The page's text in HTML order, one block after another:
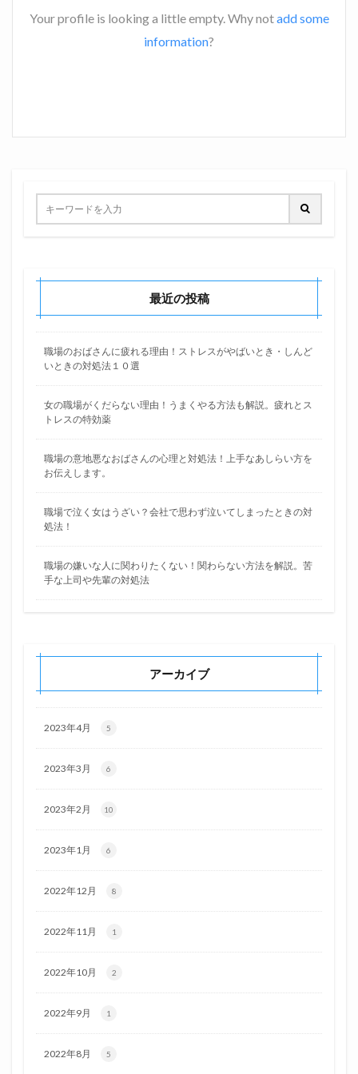
Your profile is looking a little empty. Why notadd some
information?
最近の投稿
職場のおばさんに疲れる理由！ストレスがやばいとき・しんど
いときの対処法１０選
女の職場がくだらない理由！うまくやる方法も解説。疲れとス
トレスの特効薬
職場の意地悪なおばさんの心理と対処法！上手なあしらい方を
お伝えします。
職場で泣く女はうざい？会社で思わず泣いてしまったときの対
処法！
職場の嫌いな人に関わりたくない！関わらない方法を解説。苦
手な上司や先輩の対処法
アーカイブ
2023年4月 5
2023年3月 6
2023年2月 10
2023年1月 6
2022年12月 8
2022年11月 1
2022年10月 2
2022年9月 1
2022年8月 5